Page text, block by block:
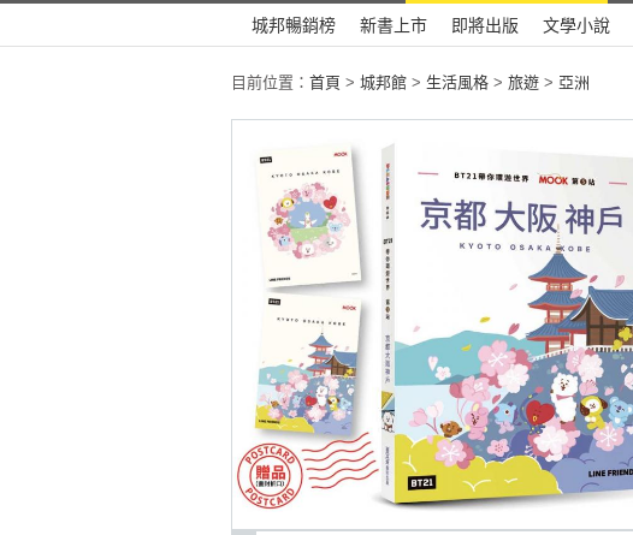
城邦暢銷榜 新書上市 即將出版 文學小說
目前位置： 首頁 > 城邦館 > 生活風格 > 旅遊 > 亞洲